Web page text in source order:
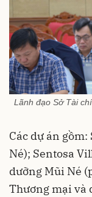
Lãnh đạo Sở Tài
Các dự án
Né); Sentosa
dưỡng Mũi Né
Thương mại và